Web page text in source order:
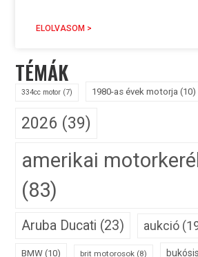
ELOLVASOM >
TÉMÁK
334cc motor (7) 1980-as évek motorja (10)
2026 (39)
amerikai
(83)
Aruba Ducati (23) aukció
BMW (10) brit motorosok (8)